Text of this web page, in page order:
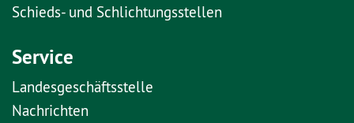
Schieds- und Schlichtungsstellen
Service
Landesgeschäftsstelle
Nachrichten